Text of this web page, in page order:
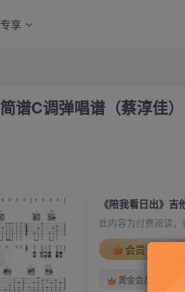
享
谱C调弹唱谱（蔡淳佳）
《陪我看日出》吉
此内容为付费阅读
会员专属资源
黄金会员